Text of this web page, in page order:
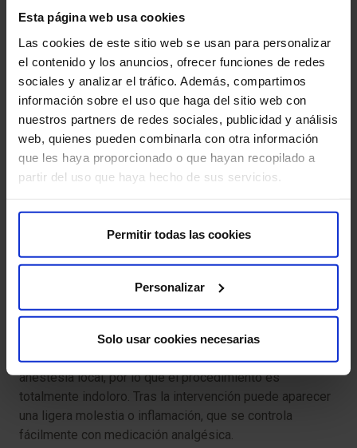
Esta página web usa cookies
Las cookies de este sitio web se usan para personalizar
el contenido y los anuncios, ofrecer funciones de redes
sociales y analizar el tráfico. Además, compartimos
información sobre el uso que haga del sitio web con
nuestros partners de redes sociales, publicidad y análisis
web, quienes pueden combinarla con otra información
que les haya proporcionado o que hayan recopilado a
partir del uso que haya hecho de sus servicios.
Permitir todas las cookies
Personalizar
Solo usar cookies necesarias
Preguntas frecuentes
¿Cuándo es necesario acudir a un cirujano oral y
maxilofacial?
Se recomienda acudir a un especialista cuando existen
problemas como muelas del juicio retenidas, pérdida
dental que requiere implantes, deformidades en los
maxilares, fracturas faciales o secuelas derivadas de
traumatismos.
quistes, tumores en la boca o el cuello, infecciones
orales recurrentes o dolor persistente en la articulación
temporomandibular (ATM).
La colocación de implantes dentales se realiza bajo
anestesia local, por lo que el procedimiento es
totalmente indoloro. Tras la intervención puede aparecer
una ligera molestia o inflamación, que se controla
fácilmente con medicación analgésica.